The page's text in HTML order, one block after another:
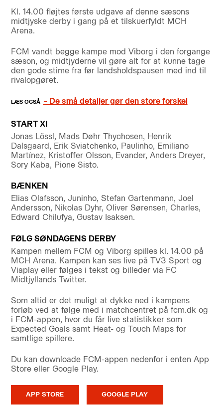
Kl. 14.00 fløjtes første udgave af denne sæsons
midtjyske derby i gang på et tilskuerfyldt MCH
Arena.
FCM vandt begge kampe mod Viborg i den forgange
sæson, og midtjyderne vil gøre alt for at kunne tage
den gode stime fra før landsholdspausen med ind til
rivalopgøret.
– De små detaljer gør den store forskel
START XI
Jonas Lössl, Mads Døhr Thychosen, Henrik
Dalsgaard, Erik Sviatchenko, Paulinho, Emiliano
Martínez, Kristoffer Olsson, Evander, Anders Dreyer,
Sory Kaba, Pione Sisto.
BÆNKEN
Elias Olafsson, Juninho, Stefan Gartenmann, Joel
Andersson, Nikolas Dyhr, Oliver Sørensen, Charles,
Edward Chilufya, Gustav Isaksen.
FØLG SØNDAGENS DERBY
Kampen mellem FCM og Viborg spilles kl. 14.00 på
MCH Arena. Kampen kan ses live på TV3 Sport og
Viaplay eller følges i tekst og billeder via FC
Midtjyllands Twitter.
Som altid er det muligt at dykke ned i kampens
forløb ved at følge med i matchcentret på fcm.dk og
i FCM-appen, hvor du får live statistikker som
Expected Goals samt Heat- og Touch Maps for
samtlige spillere.
Du kan downloade FCM-appen nedenfor i enten App
Store eller Google Play.
APP STORE GOOGLE PLAY